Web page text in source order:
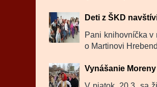
Deti z ŠKD
Pani knihovníčka v
o Martinovi
Vynášanie